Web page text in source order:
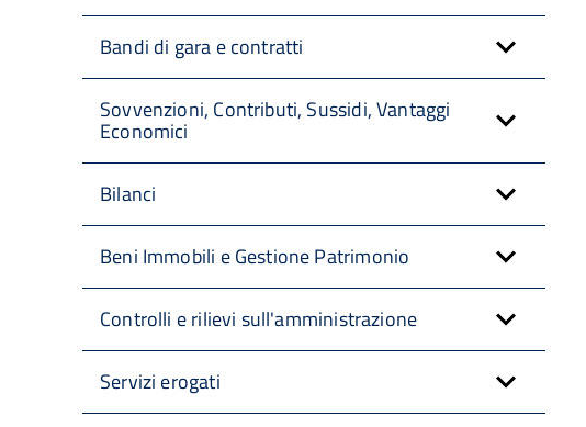
Bandi di gara e contratti
Sovvenzioni, Contributi, Sussidi, Vantaggi
Economici
Bilanci
Beni Immobili e Gestione Patrimonio
Controlli e rilievi sull'amministrazione
Servizi erogati